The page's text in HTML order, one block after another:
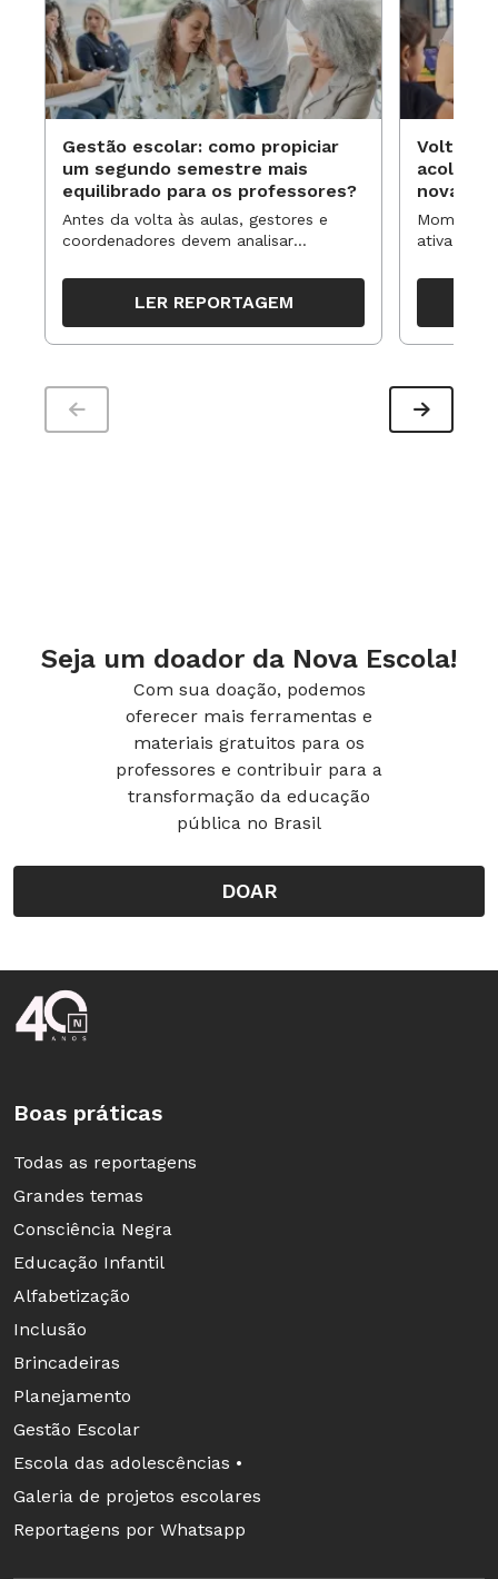
Gestão escolar: como propiciar
um segundo semestre mais
equilibrado para os professores?
Antes da volta às aulas, gestores e
coordenadores devem analisar
organizar ações para orientar o
trabalho pedagógico ao longo do
período
LER REPORTAGEM
Volta às
novas
ativa
propostas
Seja um doador da Nova Escola!
Com sua doação, podemos
oferecer mais ferramentas e
materiais gratuitos para os
professores e contribuir para a
transformação da educação
pública no Brasil
DOAR
Rodapé da Nova Escola
Boas práticas
Todas as reportagens
Grandes temas
Consciência Negra
Educação Infantil
Alfabetização
Inclusão
Brincadeiras
Planejamento
Gestão Escolar
Escola das adolescências •
Galeria de projetos escolares
Reportagens por Whatsapp